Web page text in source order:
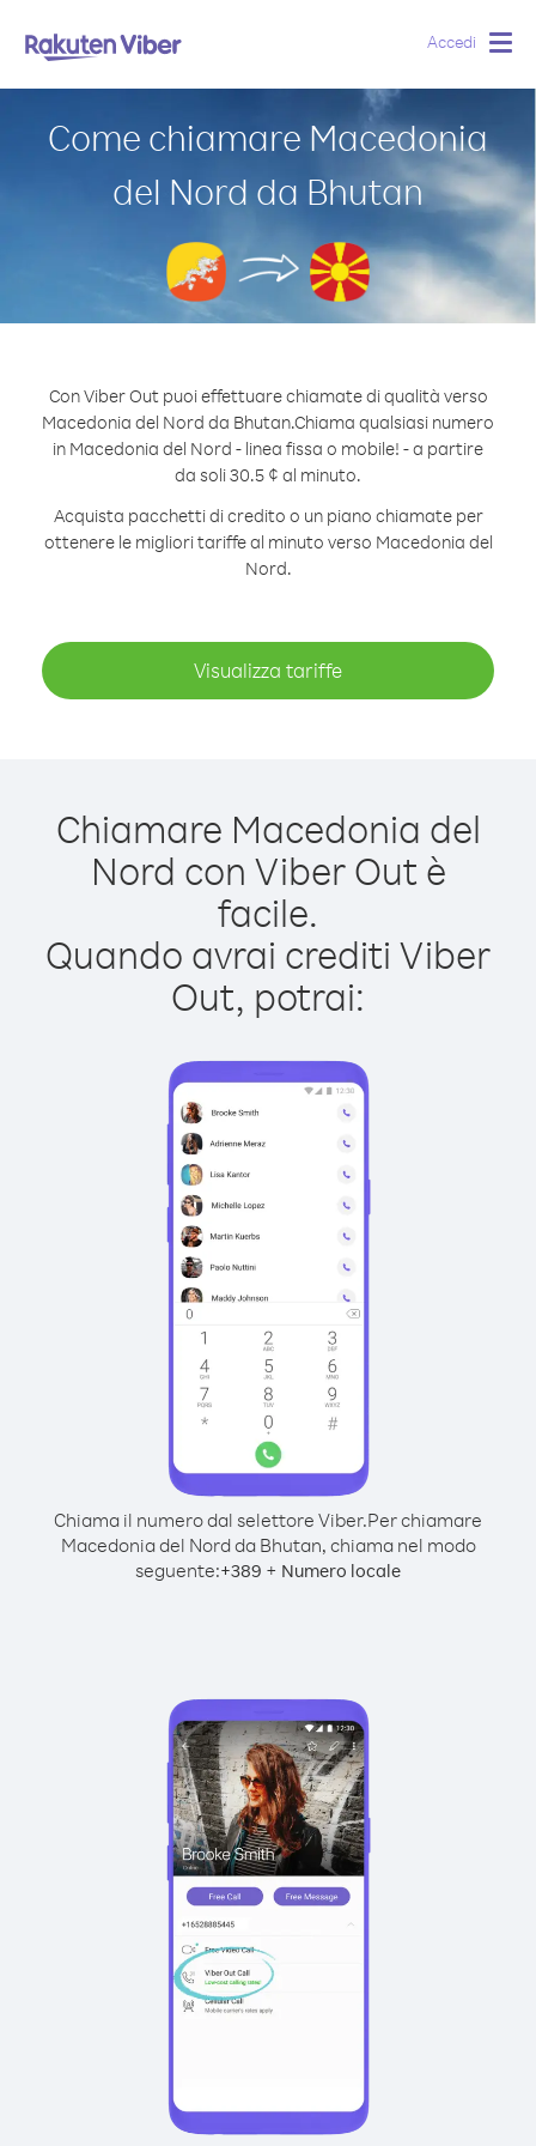
Accedi
Come chiamare Macedonia
del Nord da Bhutan
Con Viber Out puoi effettuare chiamate di qualità verso
Macedonia del Nord da Bhutan.Chiama qualsiasi numero
in Macedonia del Nord - linea fissa o mobile! - a partire
da soli 30.5 ¢ al minuto.
Acquista pacchetti di credito o un piano chiamate per
ottenere le migliori tariffe al minuto verso Macedonia del
Nord.
Visualizza tariffe
Chiamare Macedonia del
Nord con Viber Out è
facile.
Quando avrai crediti Viber
Out, potrai:
Chiama il numero dal selettore Viber.Per chiamare
Macedonia del Nord da Bhutan, chiama nel modo
seguente:+389 + Numero locale